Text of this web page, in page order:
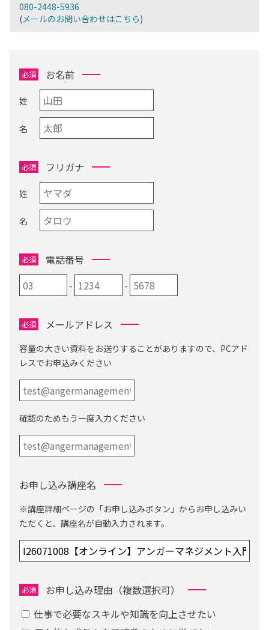
080-2448-5936
(メールのお問い合わせはこちら)
お名前
必須
姓
名
フリガナ
必須
姓
名
電話番号
必須
- -
メールアドレス
必須
容量の大きい資料をお送りすることがありますので、PCアド
レスでお申込みください
確認のためもう一度入力ください
お申し込み講座名
※講座詳細ページの「お申し込みボタン」からお申し込みい
ただくと、講座名が自動入力されます。
お申し込み理由（複数選択可）
必須
仕事で必要なスキルや知識を向上させたい